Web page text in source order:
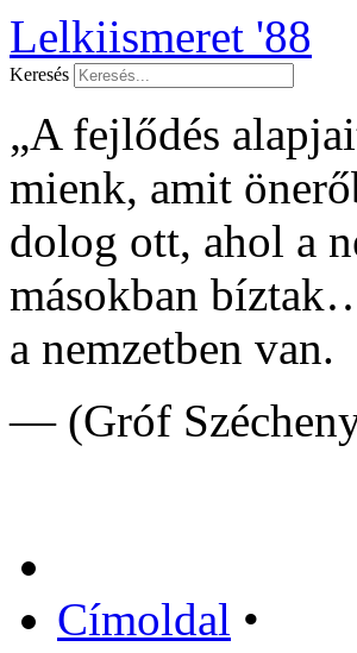
Lelkiismeret '88
Keresés
„A fejlődés
mienk, amit
dolog ott, ahol a
másokban
a nemzetben van.
— (Gróf
Címoldal •